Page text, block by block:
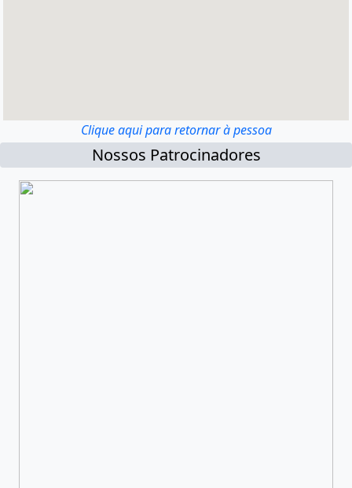
Clique aqui para retornar à pessoa
Nossos Patrocinadores